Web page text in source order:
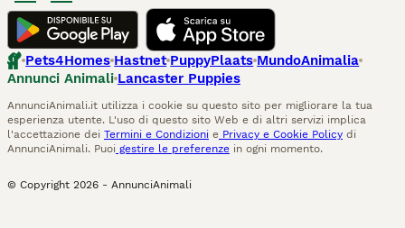
Pets4Homes Hastnet PuppyPlaats MundoAnimalia
Annunci Animali Lancaster Puppies
AnnunciAnimali.it utilizza i cookie su questo sito per migliorare la tua
esperienza utente. L'uso di questo sito Web e di altri servizi implica
l'accettazione dei Termini e Condizioni e Privacy e Cookie Policy di
AnnunciAnimali. Puoi gestire le preferenze in ogni momento.
© Copyright 2026 - AnnunciAnimali